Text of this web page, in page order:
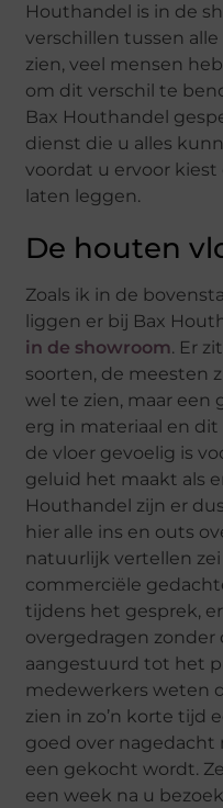
Houthandel is in de
verschillen tussen
zien, veel mensen
om dit verschil te
Bax Houthandel
dienst die u alles
voordat u ervoor
laten leggen.
De houten
Zoals ik in de
liggen er bij Bax
in de showroom. Er
soorten, de meesten
wel te zien, maar een
erg in materiaal en
de vloer gevoelig is
geluid het maakt als
Houthandel zijn er
hier alle ins en outs
natuurlijk vertellen
commerciële
tijdens het gesprek,
overgedragen
aangestuurd tot het
medewerkers weten
zien in zo’n korte tijd
goed over
een gekocht wordt.
een week na u